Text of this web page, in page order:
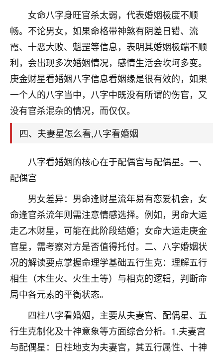
女命八字身旺官杀太弱，代表婚姻极度不顺
畅。不论男女，如果命格带神煞有阴差日错、流
霞、十恶大败、魁罡等信息，表明其婚姻极端不顺
利，会出现多次婚姻情况，感情生活会坎坷多变。
庚金财星看婚姻八字信息看姻缘是很有效的，如果
一个人的八字当中，八字中既没有所谓的伤官，又
没有官杀混杂的情况，而仅仅。
四、夫妻星怎么看,八字看婚姻
八字看婚姻的核心在于配偶宫与配偶星。一、
配偶宫
男女差异：男命逢财星流年易有恋爱机会，女
命逢官杀流年则需注意情感选择。例如，男命大运
走乙木财星，可能在此阶段结婚；女命大运走庚金
官星，需考察对方是否值得托付。二、八字婚姻状
况的解读要点掌握命理学基础五行生克：理解五行
相生（木生火、火生土等）与相克的逻辑，判断命
局中各元素的平衡状态。
四柱八字看婚姻，主要从夫妻宫、配偶星、五
行生克制化及十神意象等方面综合分析。1.夫妻宫
与配偶星：日柱地支为夫妻宫，其五行属性、十神
址、风水、还有开业日子，哪哪都看了，虽然
大环境不好，但是我家生意还可以，前几天又
刚找老师做了补财库，希望财运更好一点！
2小时前 来自海南
梦醒时分
我女儿高二叛逆，大半年不上学，一说她就要死要活
的，把我们两口子愁的不行，朋友给我推荐的慧来老
师，一开始我是病急乱投医，这半年来，法事一个个
做完，我女儿跟变了个人一样，不期望她能考多好的
大学，只要能安安稳稳的把书读了，身体心理都健健
3小时前 来自河北 16
付深
我是公司人事调整，有升迁机会，但同时竞争的我们
三个，找老师的时候是抱着侥幸心理，没想到老师看
着我晋升有望，我半信半疑的按照老师建议，做了化
太岁还有一个发钱粮，本来年前的人事调整，拖到年
后，我以为都没戏了，结果开年一上班，开会提拔升
职第一个就是我，职务无所谓，主要是底薪加了
鹿森：恭喜升职加薪！！，请客吗？�
12小时前 来自北京 32